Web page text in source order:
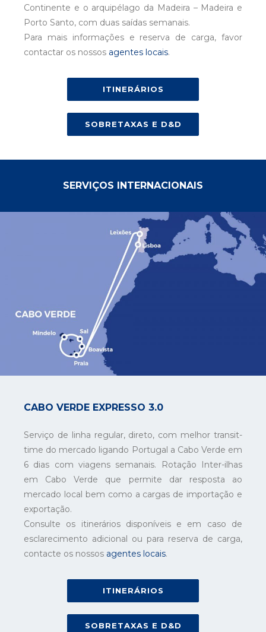
Continente e o arquipélago da Madeira – Madeira e
Porto Santo, com duas saídas semanais.
Para mais informações e reserva de carga, favor
contactar os nossos agentes locais.
ITINERÁRIOS
SOBRETAXAS E D&D
SERVIÇOS INTERNACIONAIS
CABO VERDE EXPRESSO 3.0
Serviço de linha regular, direto, com melhor transit-
time do mercado ligando Portugal a Cabo Verde em
6 dias com viagens semanais. Rotação Inter-ilhas
em Cabo Verde que permite dar resposta ao
mercado local bem como a cargas de importação e
exportação.
Consulte os itinerários disponíveis e em caso de
esclarecimento adicional ou para reserva de carga,
contacte os nossos agentes locais.
ITINERÁRIOS
SOBRETAXAS E D&D